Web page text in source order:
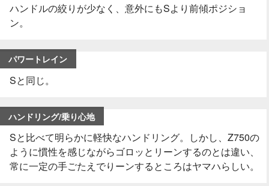
ハンドルの絞りが少なく、意外にもSより前傾ポジショ
ン。
パワートレイン
Sと同じ。
ハンドリング/乗り心地
Sと比べて明らかに軽快なハンドリング。しかし、Z750の
ように慣性を感じながらゴロッとリーンするのとは違い、
常に一定の手ごたえでりーンするところはヤマハらしい。